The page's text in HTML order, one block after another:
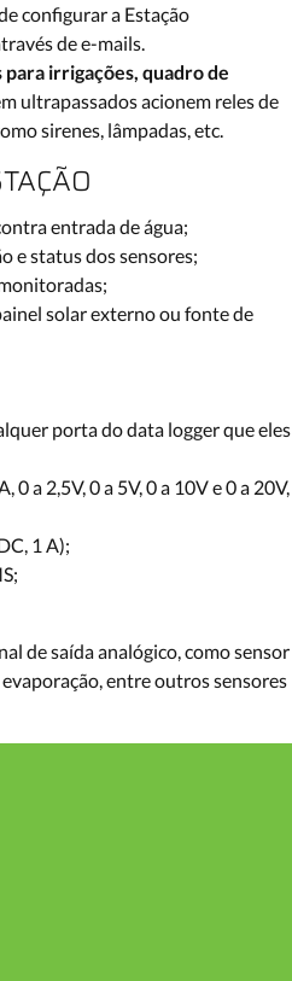
configurar a Estação
de e-mails.
irrigações, quadro de
ultrapassados acionem reles de
sirenes, lâmpadas, etc.
entrada de água;
e status dos sensores;
solar externo ou fonte de
porta do data logger que eles
a 2,5V, 0 a 5V, 0 a 10V e 0 a 20V,
1 A);
de saída analógico, como sensor
entre outros sensores